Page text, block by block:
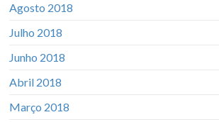
Agosto 2018
Julho 2018
Junho 2018
Abril 2018
Março 2018